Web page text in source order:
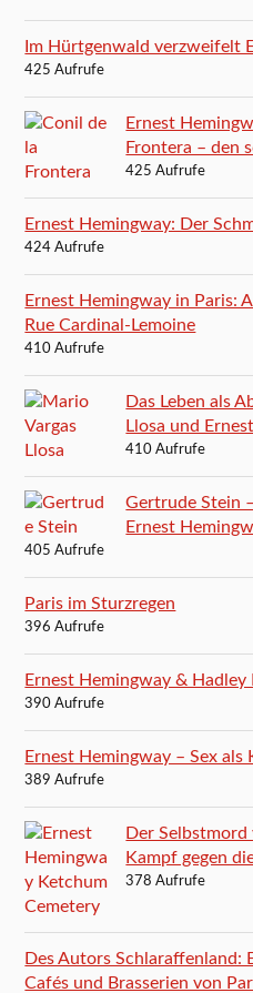
Im Hürtgenwald verzweifelt
425 Aufrufe
Ernest
Frontera – den
425 Aufrufe
Ernest Hemingway: Der
424 Aufrufe
Ernest Hemingway in Paris:
Rue Cardinal-Lemoine
410 Aufrufe
Das Leben als
Llosa und
410 Aufrufe
Gertrude Stein
Ernest
405 Aufrufe
Paris im Sturzregen
396 Aufrufe
Ernest Hemingway & Hadley
390 Aufrufe
Ernest Hemingway – Sex
389 Aufrufe
Der
Kampf gegen
378 Aufrufe
Des Autors Schlaraffenland:
Cafés und Brasserien von